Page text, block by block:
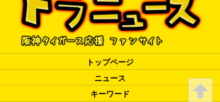
トップページ
ニュース
キーワード